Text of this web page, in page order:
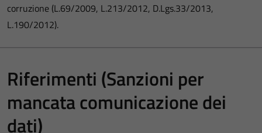
corruzione (L.69/2009, L.213/2012, D.Lgs.33/2013,
L.190/2012).
Riferimenti (Sanzioni per
mancata comunicazione dei
dati)